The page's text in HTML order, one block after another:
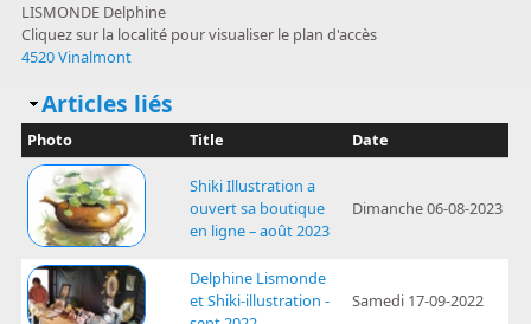
LISMONDE Delphine
Cliquez sur la localité pour visualiser le plan d'accès
4520 Vinalmont
Masquer
Articles liés
Photo Title Date
Shiki Illustration a
ouvert sa boutique
en ligne – août 2023
Dimanche 06-08-2023
Delphine Lismonde
et Shiki-illustration -
Samedi 17-09-2022